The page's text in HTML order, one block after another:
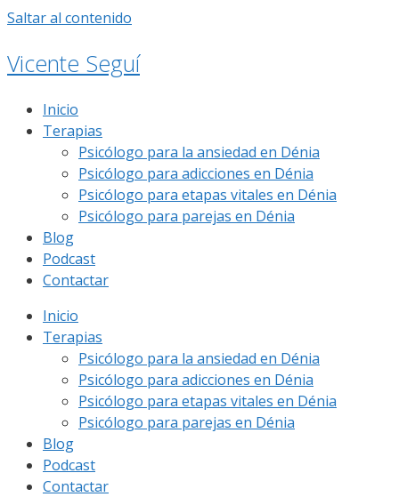
Saltar al contenido
Vicente Seguí
Inicio
Terapias
Psicólogo para la ansiedad en Dénia
Psicólogo para adicciones en Dénia
Psicólogo para etapas vitales en Dénia
Psicólogo para parejas en Dénia
Blog
Podcast
Contactar
Inicio
Terapias
Psicólogo para la ansiedad en Dénia
Psicólogo para adicciones en Dénia
Psicólogo para etapas vitales en Dénia
Psicólogo para parejas en Dénia
Blog
Podcast
Contactar